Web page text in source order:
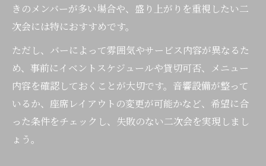
きのメンバーが多い場合や、盛り上がりを重視したい二
次会には特におすすめです。
ただし、バーによって雰囲気やサービス内容が異なるた
め、事前にイベントスケジュールや貸切可否、メニュー
内容を確認しておくことが大切です。音響設備が整って
いるか、座席レイアウトの変更が可能かなど、希望に合
った条件をチェックし、失敗のない二次会を実現しまし
ょう。